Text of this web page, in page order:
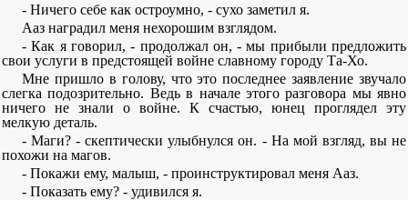
- Ничего себе как остроумно, - сухо заметил я.
Ааз наградил меня нехорошим взглядом.
- Как я говорил, - продолжал он, - мы прибыли предложить
свои услуги в предстоящей войне славному городу Та-Хо.
Мне пришло в голову, что это последнее заявление звучало
слегка подозрительно. Ведь в начале этого разговора мы явно
ничего не знали о войне. К счастью, юнец проглядел эту
мелкую деталь.
- Маги? - скептически улыбнулся он. - На мой взгляд, вы не
похожи на магов.
- Покажи ему, малыш, - проинструктировал меня Ааз.
- Показать ему? - удивился я.